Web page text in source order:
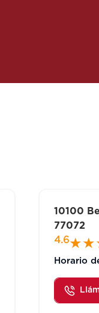
10100
77072
4.6
Horario